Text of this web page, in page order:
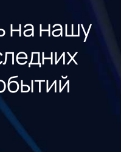
на нашу